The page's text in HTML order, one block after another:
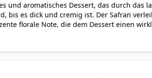
und aromatisches Dessert, das durch das
bis es dick und cremig ist. Der Safran
florale Note, die dem Dessert einen
dieses Delikatess ist ein tröstliches
die cremige Textur des Milchreis
Mahlzeit ist safran-infundierter
Komfortnahrung.